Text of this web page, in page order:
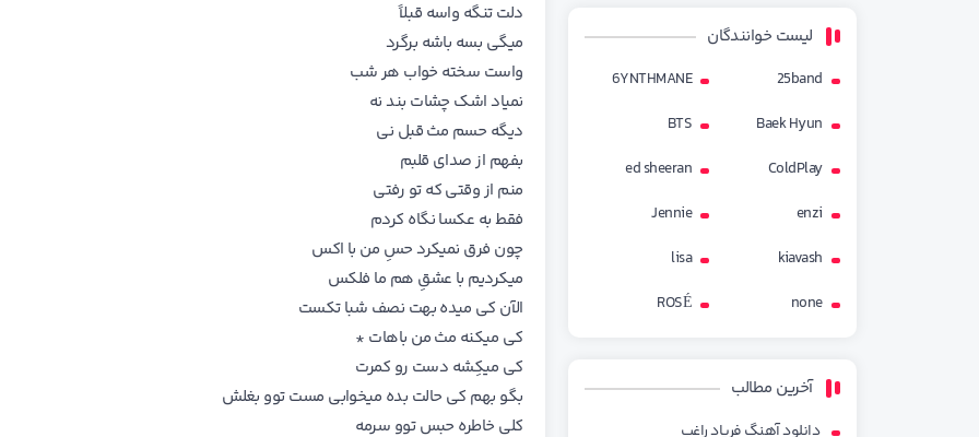
لیست خوانندگان
25band
6YNTHMANE
Baek Hyun
BTS
ColdPlay
ed sheeran
enzi
Jennie
kiavash
lisa
none
ROSÉ
آخرین مطالب
دانلود آهنگ فریاد راغب
دلت تنگه واسه قبلاً
میگی بسه باشه برگرد
واست سخته خواب هر شب
نمیاد اشک چشات بند نه
دیگه حسم مث قبل نی
بفهم از صدای قلبم
منم از وقتی که تو رفتی
فقط به عکسا نگاه کردم
چون فرق نمیکرد حسِ من با اکس
میکردیم با عشقِ هم ما فلکس
الآن کی میده بهت نصف شبا تکست
کی میکنه مث من باهات *
کی میکِشه دست رو کمرت
بگو بهم کی حالت بده میخوابی مست توو بغلش
کلی خاطره حبس توو سرمه